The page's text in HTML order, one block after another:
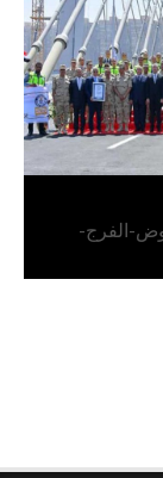
الفرج-